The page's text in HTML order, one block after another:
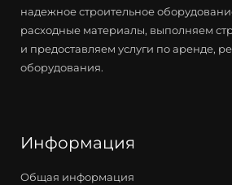
надежное строительное
расходные материалы, выполняем
и предоставляем услуги по аренде,
оборудования.
Информация
Общая информация